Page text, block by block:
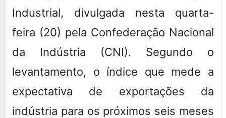
Industrial, divulgada nesta quarta-
feira (20) pela Confederação Nacional
da Indústria (CNI). Segundo o
levantamento, o índice que mede a
expectativa de exportações da
indústria para os próximos seis meses